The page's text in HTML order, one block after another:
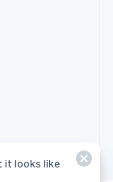
it looks like